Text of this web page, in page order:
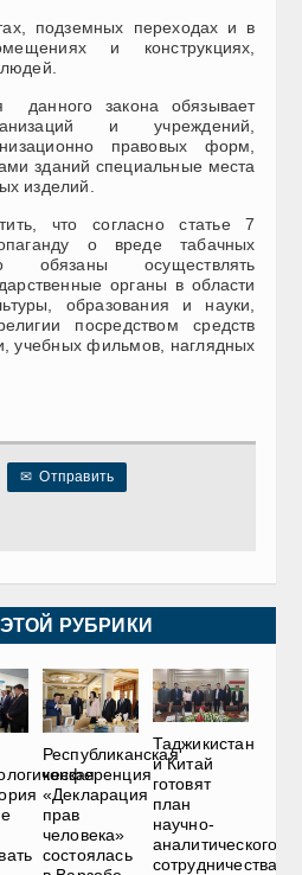
подземных переходах и в
и конструкциях,
данного закона обязывает
и учреждений,
правовых форм,
зданий специальные места
изделий.
что согласно статье 7
о вреде табачных
обязаны осуществлять
органы в области
образования и науки,
посредством средств
учебных фильмов, наглядных
✉ Отправить
РУБРИКИ
Республиканская
конференция
«Декларация
прав
человека»
состоялась
Таджикистан
и Китай
готовят
план
научно-
аналитического
сотрудничества